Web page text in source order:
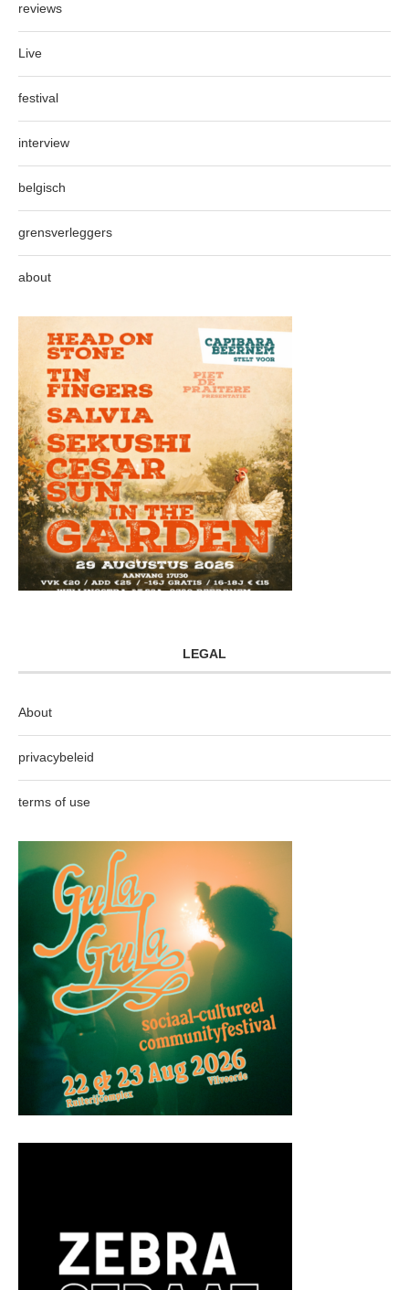
reviews
Live
festival
interview
belgisch
grensverleggers
about
LEGAL
About
privacybeleid
terms of use